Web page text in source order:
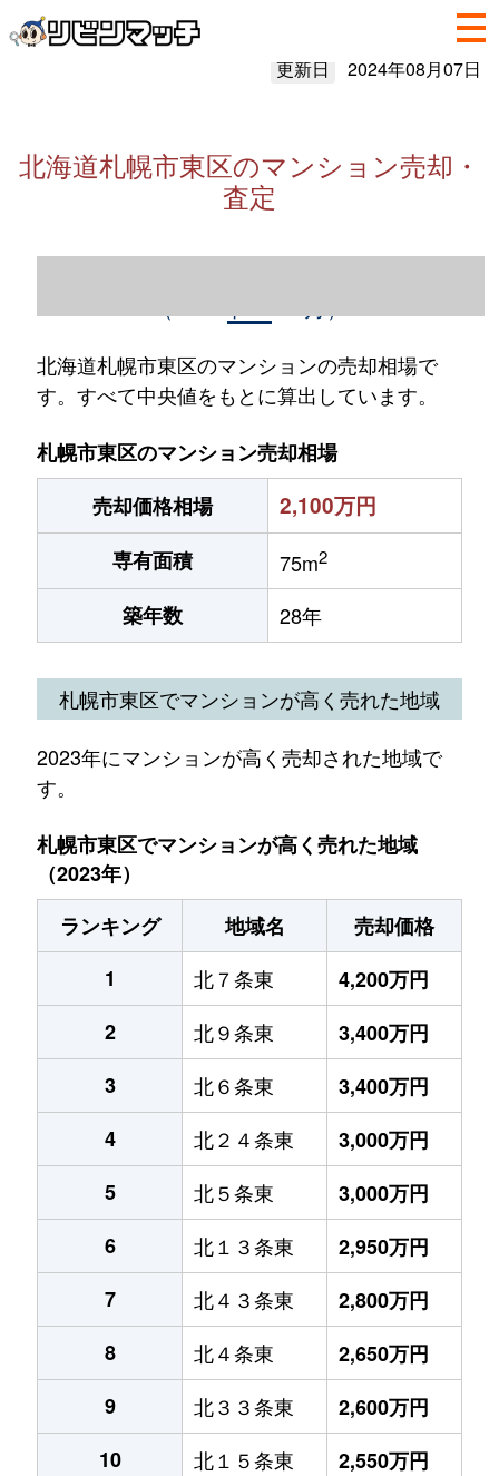
更新日 2024年08月07日
北海道札幌市東区のマンション売却・
査定
北海道札幌市東区のマンションの売却相場で
す。すべて中央値をもとに算出しています。
札幌市東区のマンション売却相場
売却価格相場
2,100万円
専有面積 75m2
築年数 28年
札幌市東区でマンションが高く売れた地域
2023年にマンションが高く売却された地域で
す。
札幌市東区でマンションが高く売れた地域
（2023年）
ランキング
地域名
売却価格
1
北７条東
4,200万円
2
北９条東
3,400万円
3
北６条東
3,400万円
4
北２４条東
3,000万円
5
北５条東
3,000万円
6
北１３条東
2,950万円
7
北４３条東
2,800万円
8
北４条東
2,650万円
9
北３３条東
2,600万円
10
北１５条東 2,550万円